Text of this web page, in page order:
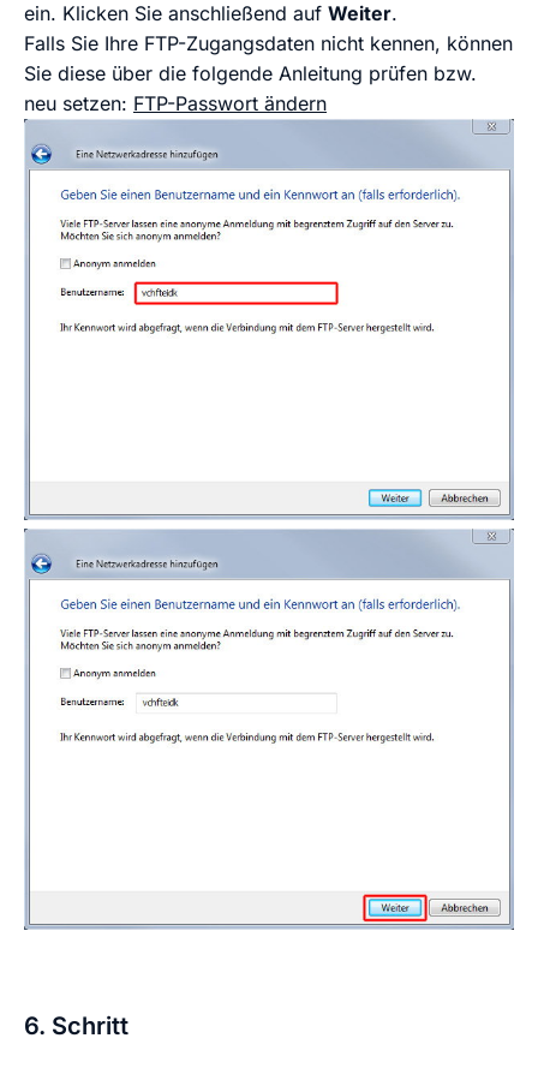
ein. Klicken Sie anschließend auf Weiter.
Falls Sie Ihre FTP-Zugangsdaten nicht kennen, können
Sie diese über die folgende Anleitung prüfen bzw.
neu setzen: FTP-Passwort ändern
6. Schritt